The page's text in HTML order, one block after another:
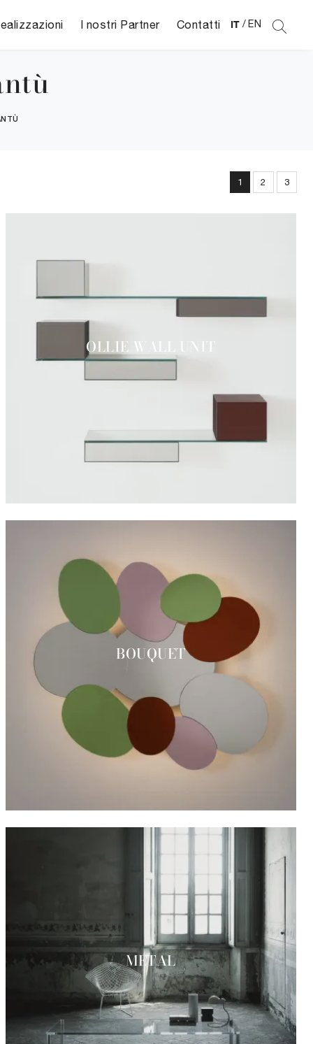
I nostri Partner Contatti IT / EN
1 2 3
OLLIE WALL UNIT
BOUQUET
METAL